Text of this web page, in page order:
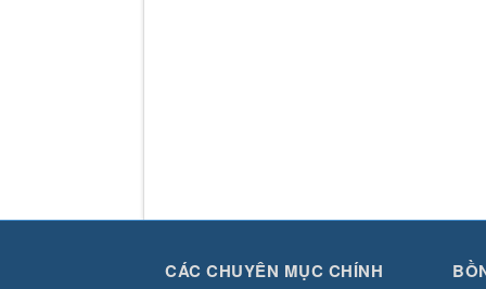
CÁC CHUYÊN MỤC CHÍNH